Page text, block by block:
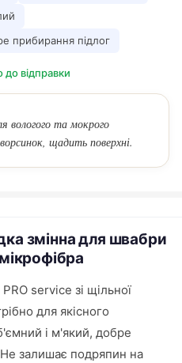
прибирання підлог
до відправки
вологого та мокрого
щадить поверхні.
змінна для швабри
service зі щільної
для якісного
і м'який, добре
Не залишає подряпин на